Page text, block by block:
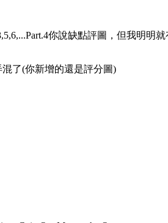
你說缺點評圖，但我明明
了(你新增的還是評分圖)